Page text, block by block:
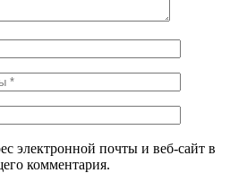
электронной почты и веб-сайт в
комментария.